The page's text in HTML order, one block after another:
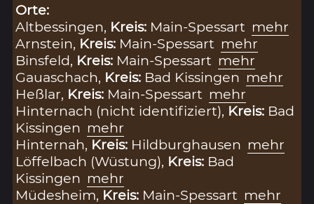
Orte:
Altbessingen, Kreis: Main-Spessart mehr
Arnstein, Kreis: Main-Spessart mehr
Binsfeld, Kreis: Main-Spessart mehr
Gauaschach, Kreis: Bad Kissingen mehr
Heßlar, Kreis: Main-Spessart mehr
Hinternach (nicht identifiziert), Kreis: Bad
Kissingen mehr
Hinternah, Kreis: Hildburghausen mehr
Löffelbach (Wüstung), Kreis: Bad
Kissingen mehr
Müdesheim, Kreis: Main-Spessart mehr